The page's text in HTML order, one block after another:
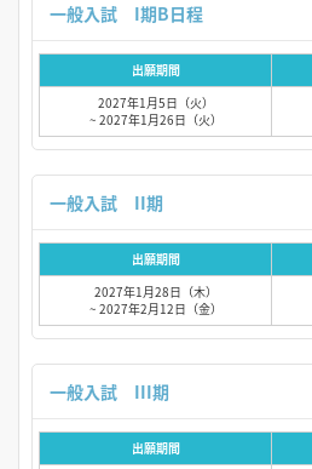
出願期間
2027年1月5日（火）
~ 2027年1月26日（火）
出願期間
2027年1月28日（木）
~ 2027年2月12日（金）
出願期間